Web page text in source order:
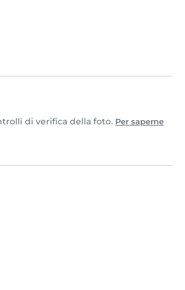
di verifica della foto. Per saperne